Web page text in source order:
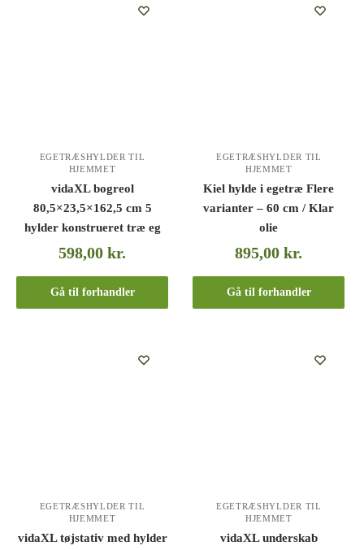
EGETRÆSHYLDER TIL
HJEMMET
vidaXL bogreol
80,5×23,5×162,5 cm 5
hylder konstrueret træ eg
598,00kr.
Gå til forhandler
EGETRÆSHYLDER TIL
HJEMMET
Kiel hylde i egetræ Flere
varianter – 60 cm / Klar
olie
895,00kr.
Gå til forhandler
EGETRÆSHYLDER TIL
HJEMMET
vidaXL tøjstativ med hylder
EGETRÆSHYLDER TIL
HJEMMET
vidaXL underskab